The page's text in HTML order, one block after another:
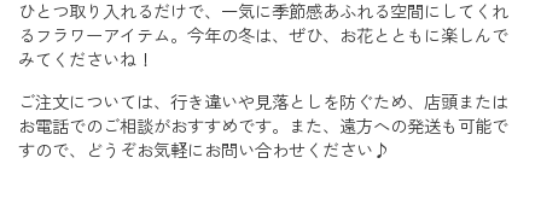
ひとつ取り入れるだけで、一気に季節感あふれる空間にしてくれ
るフラワーアイテム。今年の冬は、ぜひ、お花とともに楽しんで
みてくださいね！
ご注文については、行き違いや見落としを防ぐため、店頭または
お電話でのご相談がおすすめです。また、遠方への発送も可能で
すので、どうぞお気軽にお問い合わせください♪